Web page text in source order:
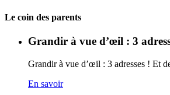
Carto
Le coin des parents
Grandir à vue d’œil : 3
Grandir à vue d’œil : 3 adresses ! Et
En savoir